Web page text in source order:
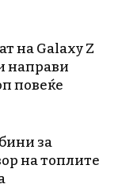
на Galaxy Z
направи
повеќе
за
на топлите